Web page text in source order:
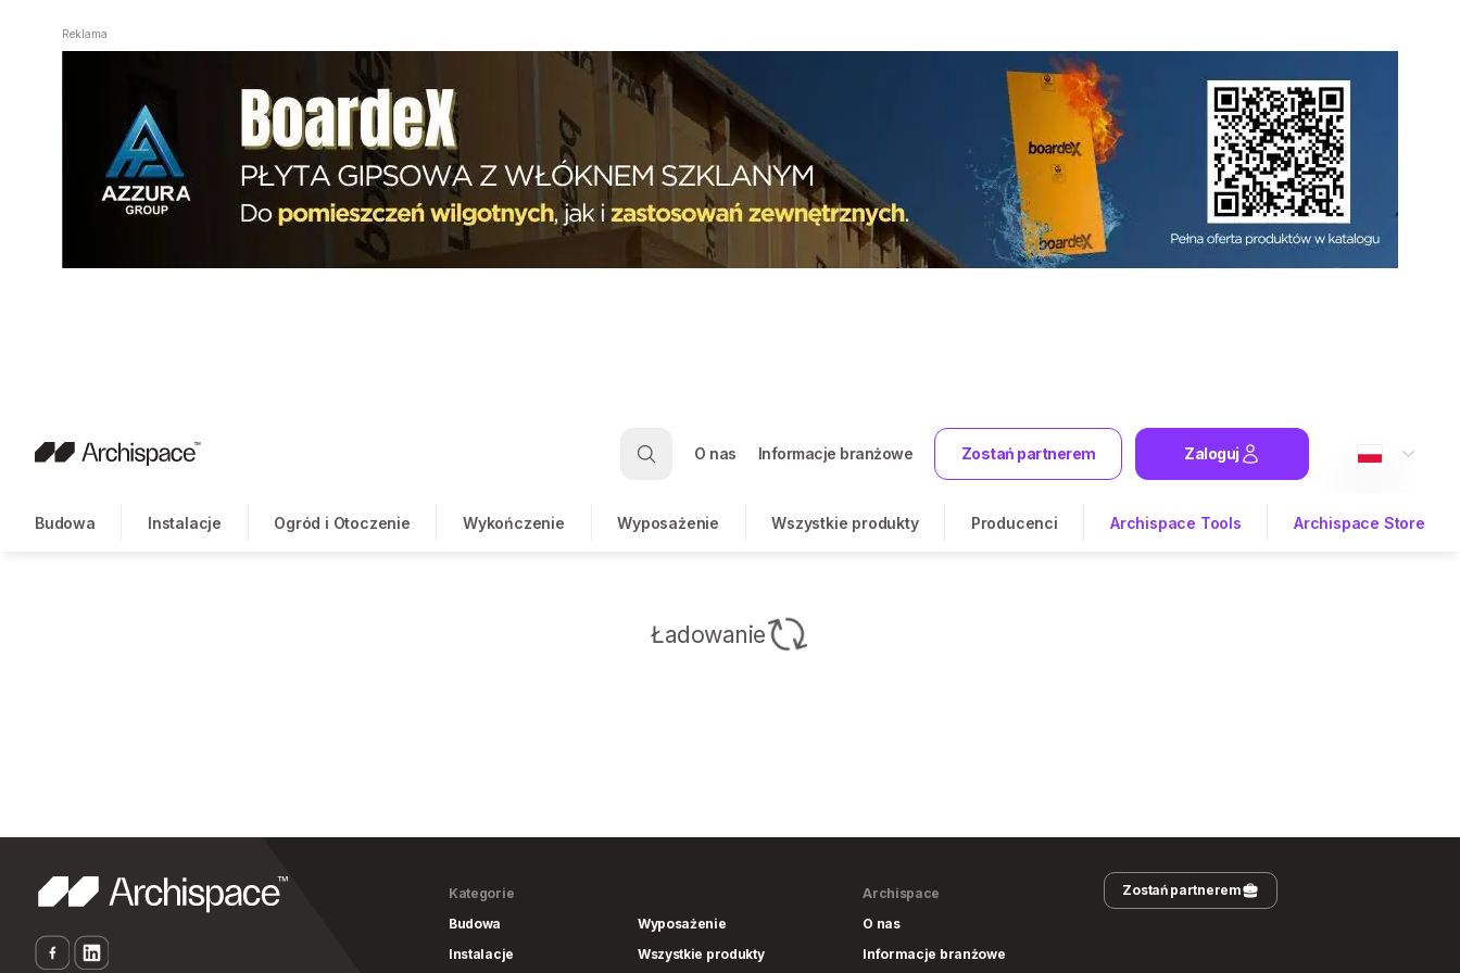
Reklama
O nas Informacje branżowe Zostań partnerem Zaloguj
Budowa Instalacje Ogród i Otoczenie Wykończenie Wyposażenie Wszystkie produkty Producenci Archispace Tools Archispace Store
Ładowanie
Kategorie
Budowa
Instalacje
Wyposażenie
Wszystkie produkty
Archispace
O nas
Informacje branżowe
Zostań partnerem